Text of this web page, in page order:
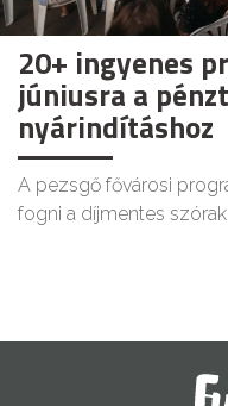
20+ ingyenes
júniusra a
nyárindításhoz
A pezsgő fővárosi
fogni a díjmentes